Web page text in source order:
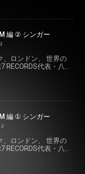
✅＜24×7
」の精神を貫く
けている。 トー
✅＜Official
✅＜24×7
圧倒的な歌唱力を
など、更に活動の幅
Zepp5箇所全10公演
や大阪
呼吸』をリリース。
”深呼吸”と題した
」をリリー
」の精神を貫く
けている。 トー
✅＜Official
✅＜24×7
ること」の狭間
魂を感じる)”“Strong
似できない)”と形容
・オブ・レゲエ”とし
シンガーの座を
シーンの中でも圧
を設立させるな
」をリリース。
LIVE
年にはMini Album
PUSHIM LIVE TOUR
協力の元、アルバム
編 ② シンガー
、ロンドン、 世界の
RECORDS代表・八
』。 5th
(SIDE.B)』 ゲス
始。その歌声を聞く
Voice!(=力強
と形容されるプレミ
エ”として、今やジャ
座を確固たるもの
も圧倒的な歌唱力
編 ① シンガー
、ロンドン、 世界の
RECORDS代表・八
』。 5th